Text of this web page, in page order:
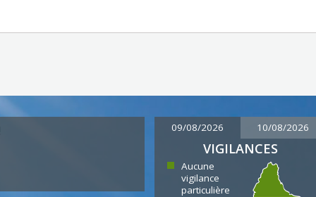
09/08/2026 10/08/2026
VIGILANCES
Aucune
vigilance
particulière